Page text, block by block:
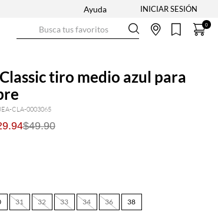
Ayuda
0
tiro medio azul para
CLA-0003065
$49.90
31 32 33 34 36 38